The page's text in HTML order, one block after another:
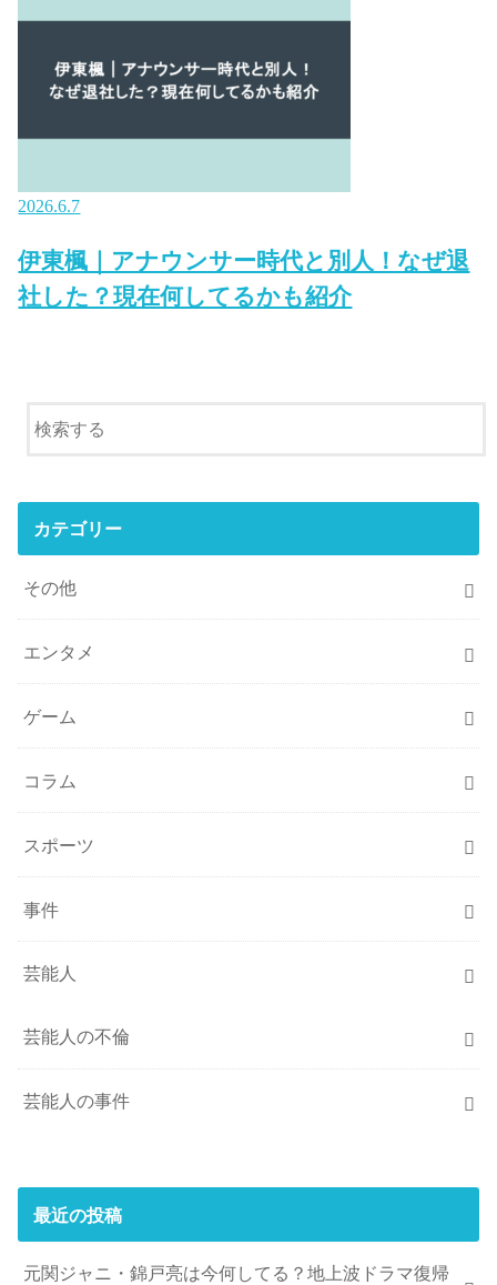
2026.6.7
伊東楓｜アナウンサー時代と別人！なぜ退
社した？現在何してるかも紹介
カテゴリー
その他
エンタメ
ゲーム
コラム
スポーツ
事件
芸能人
芸能人の不倫
芸能人の事件
最近の投稿
元関ジャニ・錦戸亮は今何してる？地上波ドラマ復帰